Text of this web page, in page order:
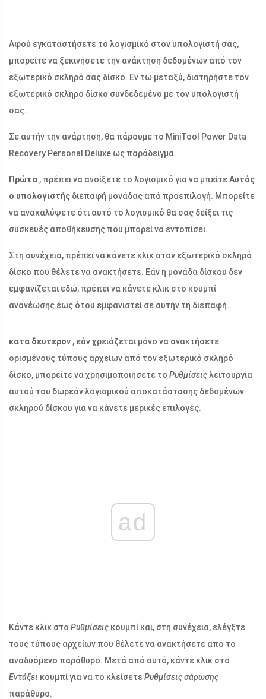
Αφού εγκαταστήσετε το λογισμικό στον υπολογιστή σας,
μπορείτε να ξεκινήσετε την ανάκτηση δεδομένων από τον
εξωτερικό σκληρό σας δίσκο. Εν τω μεταξύ, διατηρήστε τον
εξωτερικό σκληρό δίσκο συνδεδεμένο με τον υπολογιστή
σας.
Σε αυτήν την ανάρτηση, θα πάρουμε το MiniTool Power Data
Recovery Personal Deluxe ως παράδειγμα.
Πρώτα , πρέπει να ανοίξετε το λογισμικό για να μπείτεΑυτός
ο υπολογιστής διεπαφή μονάδας από προεπιλογή. Μπορείτε
να ανακαλύψετε ότι αυτό το λογισμικό θα σας δείξει τις
συσκευές αποθήκευσης που μπορεί να εντοπίσει.
Στη συνέχεια, πρέπει να κάνετε κλικ στον εξωτερικό σκληρό
δίσκο που θέλετε να ανακτήσετε. Εάν η μονάδα δίσκου δεν
εμφανίζεται εδώ, πρέπει να κάνετε κλικ στο κουμπί
ανανέωσης έως ότου εμφανιστεί σε αυτήν τη διεπαφή.
κατα δευτερον , εάν χρειάζεται μόνο να ανακτήσετε
ορισμένους τύπους αρχείων από τον εξωτερικό σκληρό
δίσκο, μπορείτε να χρησιμοποιήσετε το Ρυθμίσειςλειτουργία
αυτού του δωρεάν λογισμικού αποκατάστασης δεδομένων
σκληρού δίσκου για να κάνετε μερικές επιλογές.
ad
Κάντε κλικ στο Ρυθμίσεις κουμπί και, στη συνέχεια, ελέγξτε
τους τύπους αρχείων που θέλετε να ανακτήσετε από το
αναδυόμενο παράθυρο. Μετά από αυτό, κάντε κλικ στο
Εντάξει κουμπί για να το κλείσετεΡυθμίσεις σάρωσης
παράθυρο.